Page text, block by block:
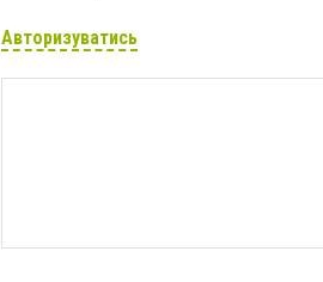
Авторизуватись